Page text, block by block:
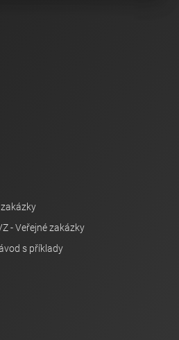
zakázky
- Veřejné zakázky
s příklady